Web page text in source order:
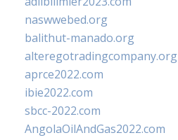
naswwebed.org
balithut-manado.org
alteregotradingcompany.org
aprce2022.com
ibie2022.com
sbcc-2022.com
AngolaOilAndGas2022.com